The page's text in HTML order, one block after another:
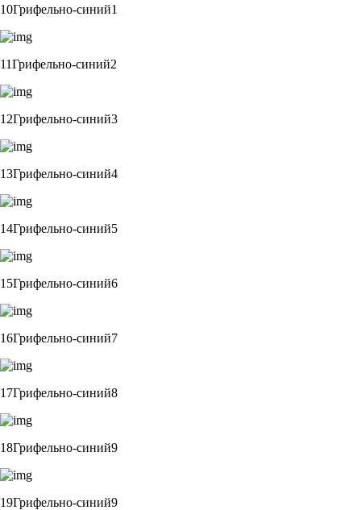
10Грифельно-синий1
11Грифельно-синий2
12Грифельно-синий3
13Грифельно-синий4
14Грифельно-синий5
15Грифельно-синий6
16Грифельно-синий7
17Грифельно-синий8
18Грифельно-синий9
19Грифельно-синий9